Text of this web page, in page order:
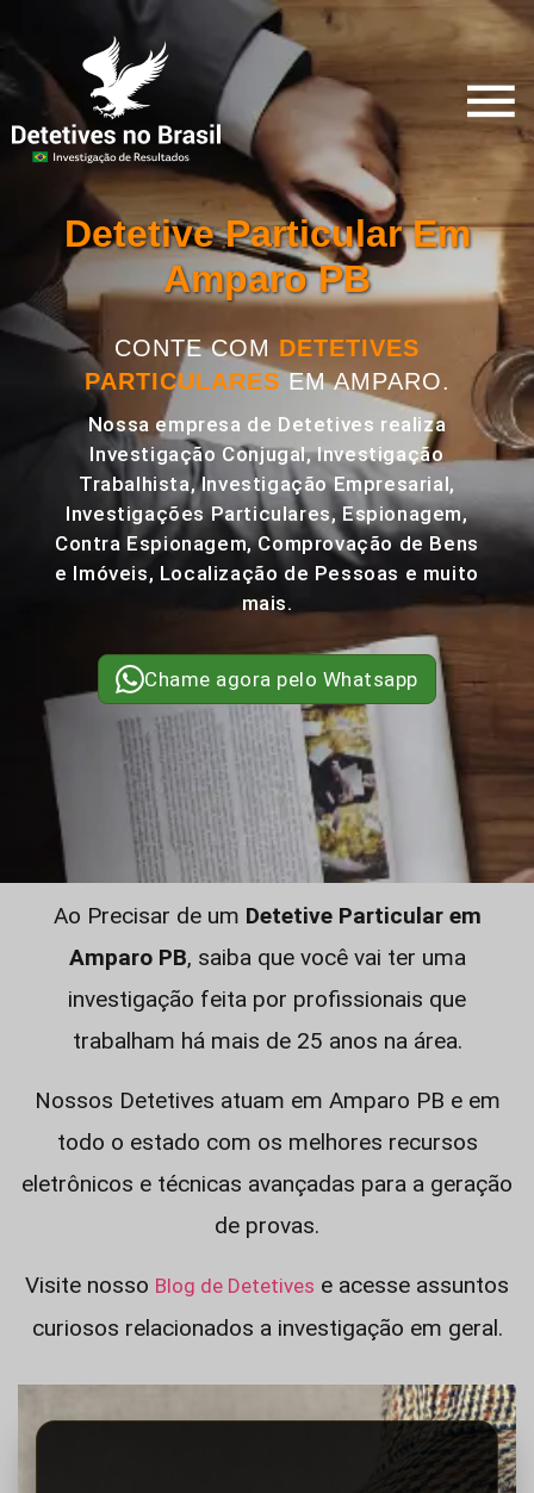
Detetive Particular Em
Amparo PB
CONTE COM DETETIVES
PARTICULARES EM AMPARO.
Nossa empresa de Detetives realiza
Investigação Conjugal, Investigação
Trabalhista, Investigação Empresarial,
Investigações Particulares, Espionagem,
Contra Espionagem, Comprovação de Bens
e Imóveis, Localização de Pessoas e muito
mais.
Chame agora pelo Whatsapp
Ao Precisar de um Detetive Particular em
Amparo PB, saiba que você vai ter uma
investigação feita por profissionais que
trabalham há mais de 25 anos na área.
Nossos Detetives atuam em Amparo PB e em
todo o estado com os melhores recursos
eletrônicos e técnicas avançadas para a geração
de provas.
Visite nosso Blog de Detetives e acesse assuntos
curiosos relacionados a investigação em geral.